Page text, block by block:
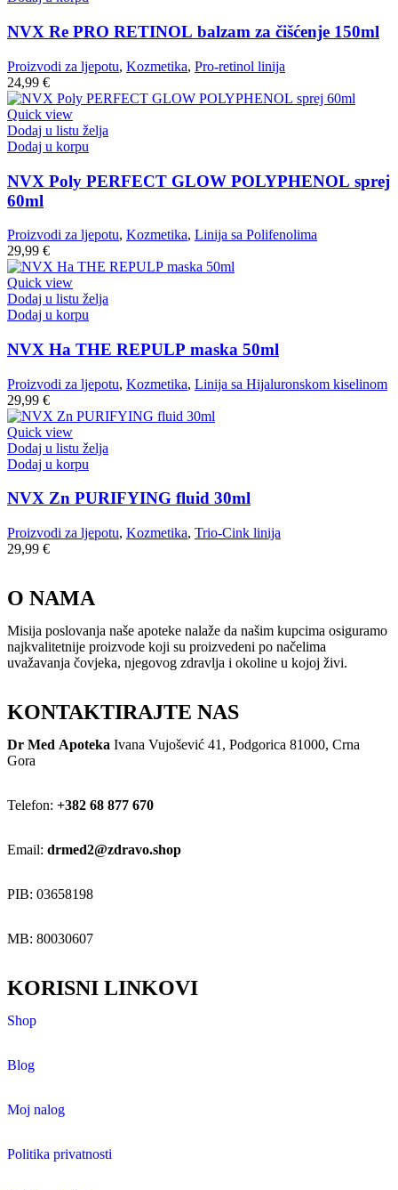
NVX Re PRO RETINOL balzam za čišćenje 150ml
Proizvodi za ljepotu, Kozmetika, Pro-retinol linija
24,99 €
Quick view
Dodaj u listu želja
Dodaj u korpu
NVX Poly PERFECT GLOW POLYPHENOL sprej
60ml
Proizvodi za ljepotu, Kozmetika, Linija sa Polifenolima
29,99 €
Quick view
Dodaj u listu želja
Dodaj u korpu
NVX Ha THE REPULP maska 50ml
Proizvodi za ljepotu, Kozmetika, Linija sa Hijaluronskom kiselinom
29,99 €
Quick view
Dodaj u listu želja
Dodaj u korpu
NVX Zn PURIFYING fluid 30ml
Proizvodi za ljepotu, Kozmetika, Trio-Cink linija
29,99 €
O NAMA
Misija poslovanja naše apoteke nalaže da našim kupcima osiguramo
najkvalitetnije proizvode koji su proizvedeni po načelima
uvažavanja čovjeka, njegovog zdravlja i okoline u kojoj živi.
KONTAKTIRAJTE NAS
Dr Med Apoteka Ivana Vujošević 41, Podgorica 81000, Crna
Gora
Telefon: +382 68 877 670
Email: drmed2@zdravo.shop
PIB: 03658198
MB: 80030607
KORISNI LINKOVI
Shop
Blog
Moj nalog
Politika privatnosti